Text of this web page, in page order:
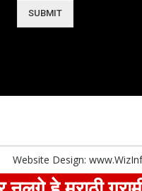
SUBMIT
Website Design: